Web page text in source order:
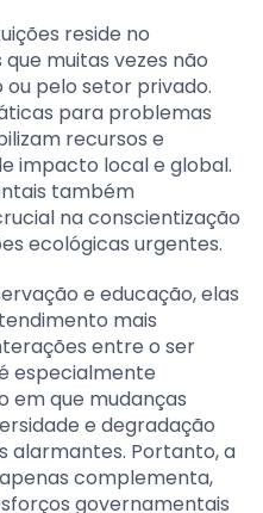
reside no
muitas vezes não
pelo setor privado.
para problemas
recursos e
impacto local e global.
também
na conscientização
ecológicas urgentes.
e educação, elas
mais
entre o ser
especialmente
em que mudanças
e degradação
alarmantes. Portanto, a
complementa,
governamentais